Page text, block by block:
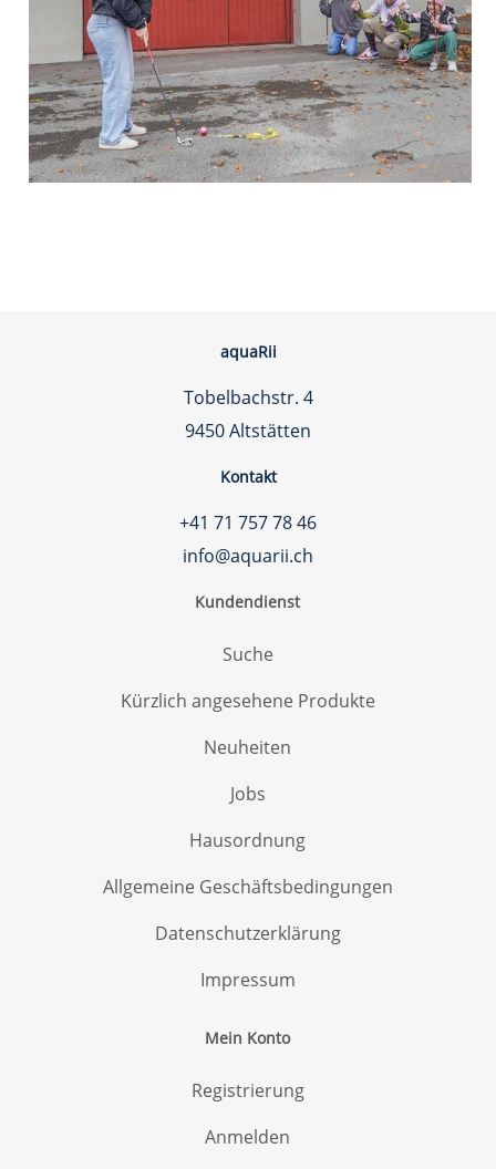
aquaRii
Tobelbachstr. 4
9450 Altstätten
Kontakt
+41 71 757 78 46
info@aquarii.ch
Kundendienst
Suche
Kürzlich angesehene Produkte
Neuheiten
Jobs
Hausordnung
Allgemeine Geschäftsbedingungen
Datenschutzerklärung
Impressum
Mein Konto
Registrierung
Anmelden